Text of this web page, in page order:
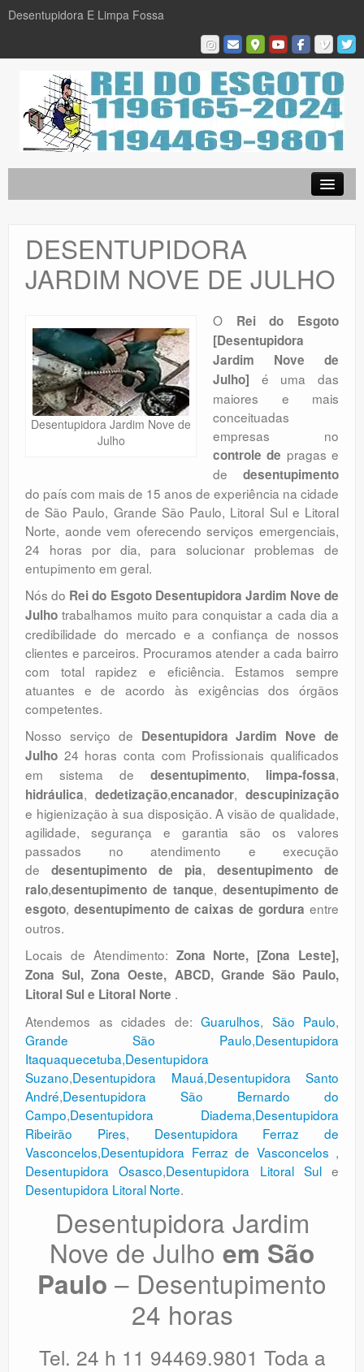
Desentupidora E Limpa Fossa
Limpa Fossa
Caça Vazamentos
Galeria De Fotos
Orçamento
Comentários
DESENTUPIDORA
JARDIM NOVE DE JULHO
Desentupidora Jardim Nove de
Julho
O Rei do Esgoto
[Desentupidora
Jardim Nove de
Julho] é uma das
maiores e mais
conceituadas
empresas no
controle de pragas e
de desentupimento
do país com mais de 15 anos de experiência na cidade
de São Paulo, Grande São Paulo, Litoral Sul e Litoral
Norte, aonde vem oferecendo serviços emergenciais,
24 horas por dia, para solucionar problemas de
entupimento em geral.
Nós do Rei do Esgoto Desentupidora Jardim Nove de
Julho trabalhamos muito para conquistar a cada dia a
credibilidade do mercado e a confiança de nossos
clientes e parceiros. Procuramos atender a cada bairro
com total rapidez e eficiência. Estamos sempre
atuantes e de acordo às exigências dos órgãos
competentes.
Nosso serviço de Desentupidora Jardim Nove de
Julho 24 horas conta com Profissionais qualificados
em sistema de desentupimento, limpa-fossa,
hidráulica, dedetização,encanador, descupinização
e higienização à sua disposição. A visão de qualidade,
agilidade, segurança e garantia são os valores
passados no atendimento e execução
de desentupimento de pia, desentupimento de
ralo,desentupimento de tanque, desentupimento de
esgoto, desentupimento de caixas de gordura entre
outros.
Locais de Atendimento: Zona Norte, [Zona Leste],
Zona Sul, Zona Oeste, ABCD, Grande São Paulo,
Litoral Sul e Litoral Norte .
Atendemos as cidades de: Guarulhos, São Paulo,
Grande São Paulo,Desentupidora
Itaquaquecetuba,Desentupidora
Suzano,Desentupidora Mauá,Desentupidora Santo
André,Desentupidora São Bernardo do
Campo,Desentupidora Diadema,Desentupidora
Ribeirão Pires, Desentupidora Ferraz de
Vasconcelos,Desentupidora Ferraz de Vasconcelos ,
Desentupidora Osasco,Desentupidora Litoral Sule
Desentupidora Litoral Norte.
Desentupidora Jardim
Nove de Julho em São
Paulo – Desentupimento
24 horas
Tel. 24 h 11 94469.9801 Toda a